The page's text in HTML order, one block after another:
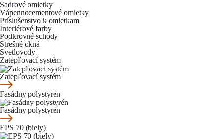
Sadrové omietky
Vápennocementové omietky
Príslušenstvo k omietkam
Interiérové farby
Podkrovné schody
Strešné okná
Svetlovody
Zatepľovací systém
Zatepľovací systém
Fasádny polystyrén
Fasádny polystyrén
EPS 70 (biely)